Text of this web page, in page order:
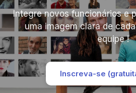
Integre novos funcionários e
uma imagem clara de
equipe !
Inscreva-se